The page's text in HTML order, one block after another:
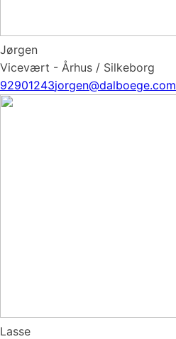
Jørgen
Vicevært - Århus / Silkeborg
92901243jorgen@dalboege.com
Lasse